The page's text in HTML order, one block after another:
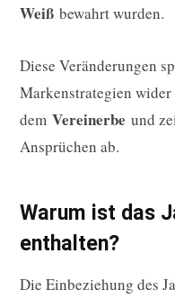
Weiß bewahrt wurden.
Diese Veränderungen
Markenstrategien
dem Vereinerbe und
Ansprüchen ab.
Warum ist das
enthalten?
Die Einbeziehung des